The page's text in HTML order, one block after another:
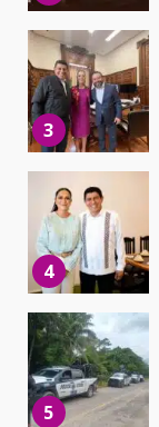
4
5
6